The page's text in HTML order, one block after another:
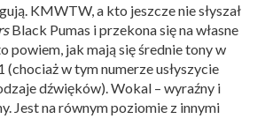
KMWTW, a kto jeszcze nie słyszał
Black Pumas i przekona się na własne
powiem, jak mają się średnie tony w
(chociaż w tym numerze usłyszycie
dźwięków). Wokal – wyraźny i
Jest na równym poziomie z innymi